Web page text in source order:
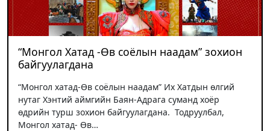
“Монгол Хатад -Өв соёлын наадам” зохион
байгуулагдана
“Монгол хатад-Өв соёлын наадам” Их Хатдын өлгий
нутаг Хэнтий аймгийн Баян-Адрага суманд хоёр
өдрийн турш зохион байгуулагдана. Тодруулбал,
Монгол хатад- Өв…